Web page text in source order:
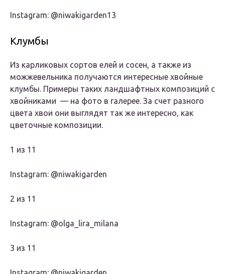
Instagram: @niwakigarden13
Клумбы
Из карликовых сортов елей и сосен, а также из
можжевельника получаются интересные хвойные
клумбы. Примеры таких ландшафтных композиций с
хвойниками — на фото в галерее. За счет разного
цвета хвои они выглядят так же интересно, как
цветочные композиции.
1 из 11
Instagram: @niwakigarden
2 из 11
Instagram: @olga_lira_milana
3 из 11